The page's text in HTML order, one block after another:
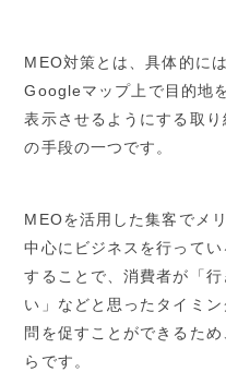
MEO対策とは、具体的に
Googleマップ上で目的地
表示させるようにする取
の手段の一つです。
MEOを活用した集客でメ
中心にビジネスを行って
することで、消費者が「
い」などと思ったタイミ
問を促すことができるた
らです。